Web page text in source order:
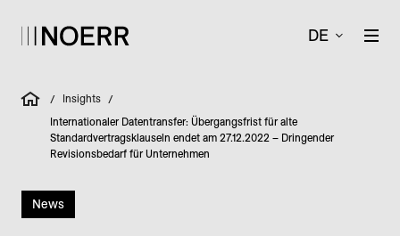
DE
/ Insights /
Internationaler Datentransfer: Übergangsfrist für alte
Standardvertragsklauseln endet am 27.12.2022 – Dringender
Revisionsbedarf für Unternehmen
News